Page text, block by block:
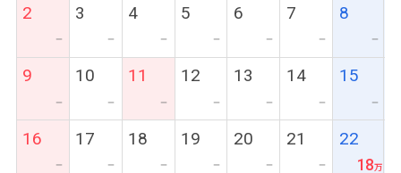
2
ー
3
ー
4
ー
5
ー
6
ー
7
ー
8
ー
9
ー
10
ー
11
ー
12
ー
13
ー
14
ー
15
ー
16
ー
17
ー
18
ー
19
ー
20
ー
21
ー
22
18